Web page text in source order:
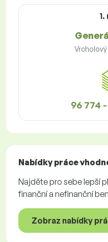
96 774
Nabídky práce
Najděte pro sebe lepší
finanční a nefinanční
Zobraz nabídky